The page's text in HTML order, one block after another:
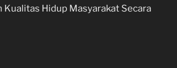
Kualitas Hidup Masyarakat Secara